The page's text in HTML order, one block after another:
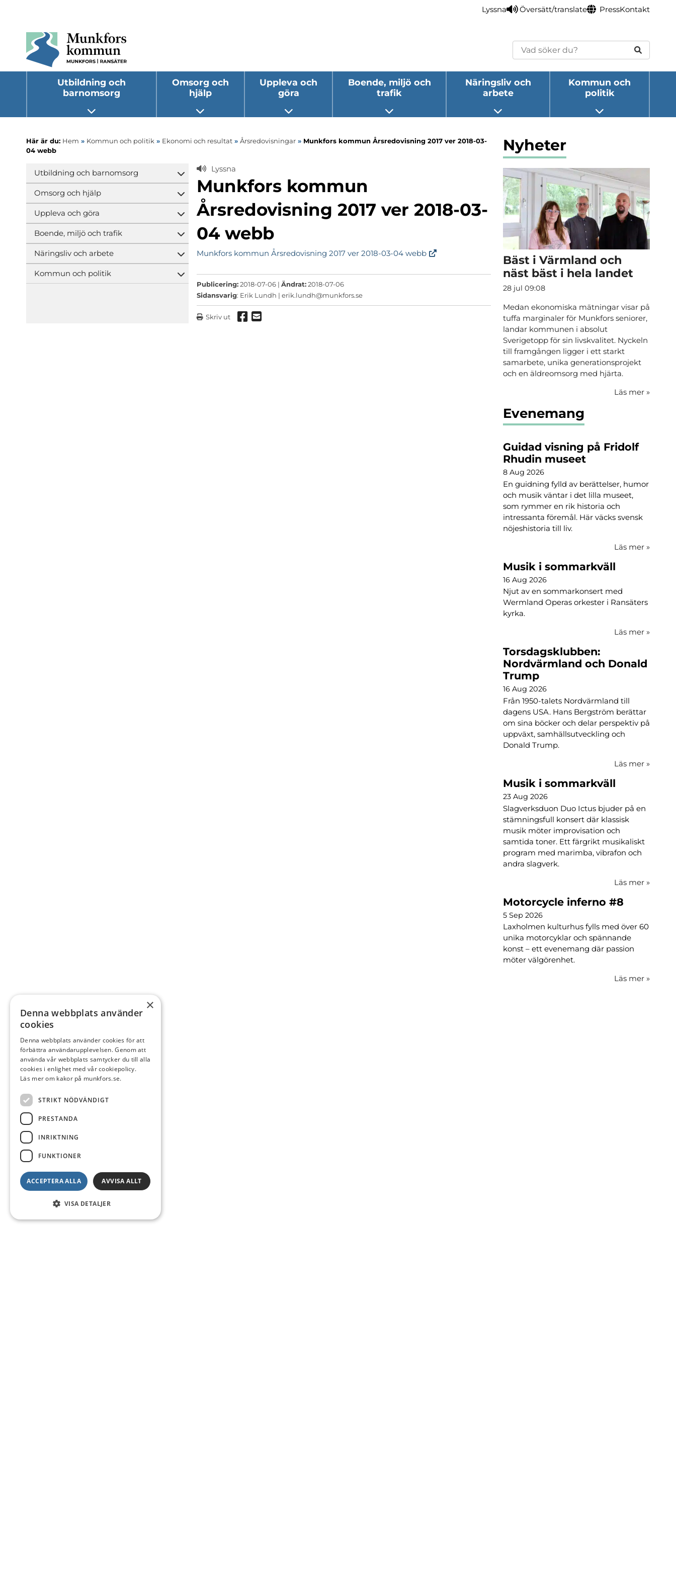
Lyssna Översätt/translate PressKontakt
Sök
Utbildning och
barnomsorg
Öppna undermeny
Omsorg och
hjälp
Öppna undermeny
Uppleva och
göra
Öppna undermeny
Boende, miljö och
trafik
Öppna undermeny
Näringsliv och
arbete
Öppna undermeny
Kommun och
politik
Öppna undermeny
Här är du: Hem » Kommun och politik » Ekonomi och resultat » Årsredovisningar » Munkfors kommun Årsredovisning 2017 ver 2018-03-
04 webb
Utbildning och barnomsorg
Öppna undermeny
Omsorg och hjälp
Öppna undermeny
Uppleva och göra
Öppna undermeny
Boende, miljö och trafik
Öppna undermeny
Näringsliv och arbete
Öppna undermeny
Kommun och politik
Öppna undermeny
Lyssna
Munkfors kommun
Årsredovisning 2017 ver 2018-03-
04 webb
Munkfors kommun Årsredovisning 2017 ver 2018-03-04 webb
Publicering:2018-07-06 |Ändrat:2018-07-06
Sidansvarig: Erik Lundh |erik.lundh@munkfors.se
Skriv ut Dela via Facebook
Dela via mail
Nyheter
Bäst i Värmland och
näst bäst i hela landet
28 jul 09:08
Medan ekonomiska mätningar visar på
tuffa marginaler för Munkfors seniorer,
landar kommunen i absolut
Sverigetopp för sin livskvalitet. Nyckeln
till framgången ligger i ett starkt
samarbete, unika generationsprojekt
och en äldreomsorg med hjärta.
Läs mer »
Evenemang
Guidad visning på Fridolf
Rhudin museet
8 Aug 2026
En guidning fylld av berättelser, humor
och musik väntar i det lilla museet,
som rymmer en rik historia och
intressanta föremål. Här väcks svensk
nöjeshistoria till liv.
Läs mer »
Musik i sommarkväll
16 Aug 2026
Njut av en sommarkonsert med
Wermland Operas orkester i Ransäters
kyrka.
Läs mer »
Torsdagsklubben:
Nordvärmland och Donald
Trump
16 Aug 2026
Från 1950-talets Nordvärmland till
dagens USA. Hans Bergström berättar
om sina böcker och delar perspektiv på
uppväxt, samhällsutveckling och
Donald Trump.
Läs mer »
Musik i sommarkväll
23 Aug 2026
Slagverksduon Duo Ictus bjuder på en
stämningsfull konsert där klassisk
musik möter improvisation och
samtida toner. Ett färgrikt musikaliskt
program med marimba, vibrafon och
andra slagverk.
Läs mer »
Motorcycle inferno #8
5 Sep 2026
Laxholmen kulturhus fylls med över 60
unika motorcyklar och spännande
konst – ett evenemang där passion
möter välgörenhet.
Läs mer »
×
Denna webbplats använder
cookies
Denna webbplats använder cookies för att
förbättra användarupplevelsen. Genom att
använda vår webbplats samtycker du till alla
cookies i enlighet med vår cookiepolicy.
Läs mer om kakor på munkfors.se.
STRIKT NÖDVÄNDIGT
PRESTANDA
INRIKTNING
FUNKTIONER
ACCEPTERA ALLA AVVISA ALLT
VISA DETALJER